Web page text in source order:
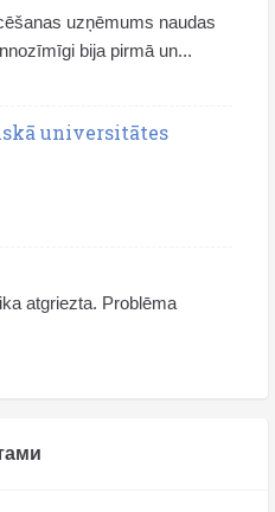
uzņēmums naudas
bija pirmā un...
universitātes
atgriezta. Problēma